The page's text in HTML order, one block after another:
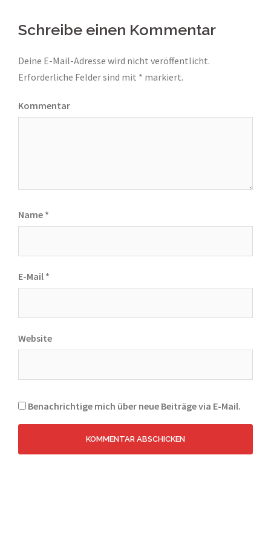
Schreibe einen Kommentar
Deine E-Mail-Adresse wird nicht veröffentlicht.
Erforderliche Felder sind mit * markiert.
Kommentar
Name *
E-Mail *
Website
Benachrichtige mich über neue Beiträge via E-Mail.